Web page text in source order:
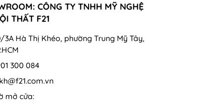
CÔNG TY TNHH MỸ NGHỆ
THẤT F21
3A Hà Thị Khéo, phường Trung Mỹ Tây,
300 084
mở cửa: